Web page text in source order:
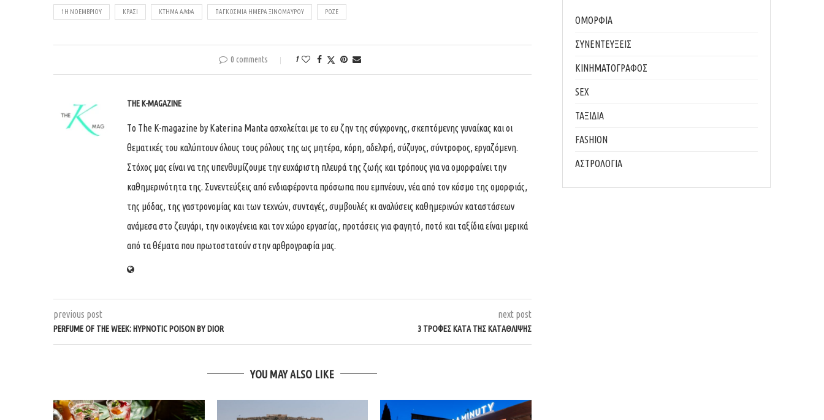
1Η ΝΟΕΜΒΡΊΟΥ ΚΡΑΣΊ ΚΤΉΜΑ ΑΛΦΑ ΠΑΓΚΌΣΜΙΑ ΗΜΈΡΑ ΞΙΝΌΜΑΥΡΟΥ ΡΟΖΈ
0 comments 1
THE K-MAGAZINE
Tο The K-magazine by Katerina Manta ασχολείται με το ευ ζην της σύγχρονης, σκεπτόμενης γυναίκας και οι
θεματικές του καλύπτουν όλους τους ρόλους της ως μητέρα, κόρη, αδελφή, σύζυγος, σύντροφος, εργαζόμενη.
Στόχος μας είναι να της υπενθυμίζουμε την ευχάριστη πλευρά της ζωής και τρόπους για να ομορφαίνει την
καθημερινότητα της. Συνεντεύξεις από ενδιαφέροντα πρόσωπα που εμπνέουν, νέα από τον κόσμο της ομορφιάς,
της μόδας, της γαστρονομίας και των τεχνών, συνταγές, συμβουλές κι αναλύσεις καθημερινών καταστάσεων
ανάμεσα στο ζευγάρι, την οικογένεια και τον χώρο εργασίας, προτάσεις για φαγητό, ποτό και ταξίδια είναι μερικά
από τα θέματα που πρωτοστατούν στην αρθρογραφία μας.
previous post
PERFUME OF THE WEEK: HYPNOTIC POISON BY DIOR
next post
3 ΤΡΟΦΈΣ ΚΑΤΆ ΤΗΣ ΚΑΤΆΘΛΙΨΗΣ
YOU MAY ALSO LIKE
ΟΜΟΡΦΙΑ
ΣΥΝΕΝΤΕΥΞΕΙΣ
ΚΙΝΗΜΑΤΟΓΡΑΦΟΣ
SEX
ΤΑΞΙΔΙΑ
FASHION
ΑΣΤΡΟΛΟΓΙΑ